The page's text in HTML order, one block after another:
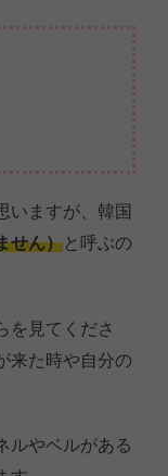
いますが、韓国
せん）と呼ぶの
を見てくださ
来た時や自分の
ルやベルがある